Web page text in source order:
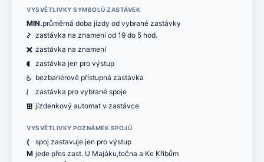
VYSVĚTLIVKY SYMBOLŮ ZASTÁVEK
MIN.průměrná doba jízdy od vybrané zastávky
ó zastávka na znamení od 19 do 5 hod.
ë zastávka na znamení
( zastávka jen pro výstup
@ bezbariérově přístupná zastávka
< zastávka pro vybrané spoje
æ jízdenkový automat v zastávce
VYSVĚTLIVKY POZNÁMEK SPOJŮ
(
spoj zastavuje jen pro výstup
M jede přes zast. U Majáku,točna a Ke Křibům